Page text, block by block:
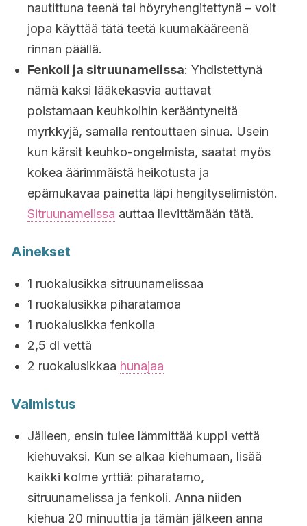
nautittuna teenä tai höyryhengitettynä – voit
jopa käyttää tätä teetä kuumakääreenä
rinnan päällä.
Fenkoli ja sitruunamelissa: Yhdistettynä
nämä kaksi lääkekasvia auttavat
poistamaan keuhkoihin kerääntyneitä
myrkkyjä, samalla rentouttaen sinua. Usein
kun kärsit keuhko-ongelmista, saatat myös
kokea äärimmäistä heikotusta ja
epämukavaa painetta läpi hengityselimistön.
Sitruunamelissa auttaa lievittämään tätä.
Ainekset
1 ruokalusikka sitruunamelissaa
1 ruokalusikka piharatamoa
1 ruokalusikka fenkolia
2,5 dl vettä
2 ruokalusikkaa hunajaa
Valmistus
Jälleen, ensin tulee lämmittää kuppi vettä
kiehuvaksi. Kun se alkaa kiehumaan, lisää
kaikki kolme yrttiä: piharatamo,
sitruunamelissa ja fenkoli. Anna niiden
kiehua 20 minuuttia ja tämän jälkeen anna